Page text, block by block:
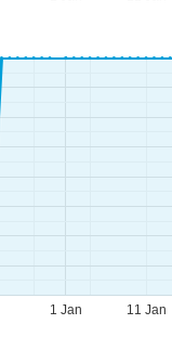
1 Jan 11 Jan